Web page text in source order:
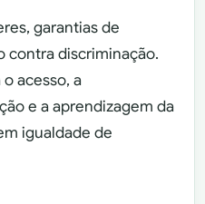
garantias de
contra discriminação.
acesso, a
e a aprendizagem da
igualdade de